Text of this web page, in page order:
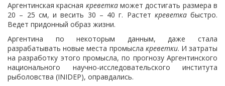
Аргентинская красная креветкаможет достигать размера в
20 – 25 см, и весить 30 – 40 г. Растет креветкабыстро.
Ведет придонный образ жизни.
Аргентина по некоторым данным, даже стала
разрабатывать новые места промысла креветки. И затраты
на разработку этого промысла, по прогнозу Аргентинского
национального научно-исследовательского института
рыболовства (INIDEP), оправдались.